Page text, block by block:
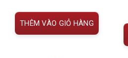
THÊM VÀO GIỎ HÀNG